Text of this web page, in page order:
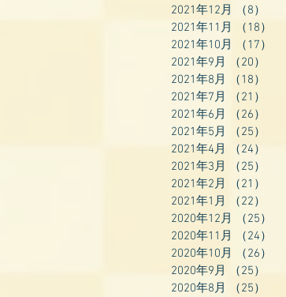
2021年12月
（8）
2021年11月
（18）
2021年10月
（17）
2021年9月
（20）
2021年8月
（18）
2021年7月
（21）
2021年6月
（26）
2021年5月
（25）
2021年4月
（24）
2021年3月
（25）
2021年2月
（21）
2021年1月
（22）
2020年12月
（25）
2020年11月
（24）
2020年10月
（26）
2020年9月
（25）
2020年8月
（25）